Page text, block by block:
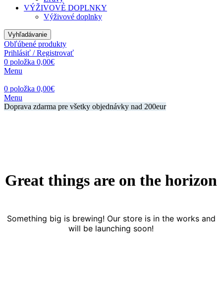
VÝŽIVOVÉ DOPLNKY
Výživové doplnky
Vyhľadávanie
Obľúbené produkty
Prihlásiť / Registrovať
0 položka 0,00€
Menu
0 položka 0,00€
Menu
Doprava zdarma pre všetky objednávky nad 200eur
Great things are on the horizon
Something big is brewing! Our store is in the works and
will be launching soon!